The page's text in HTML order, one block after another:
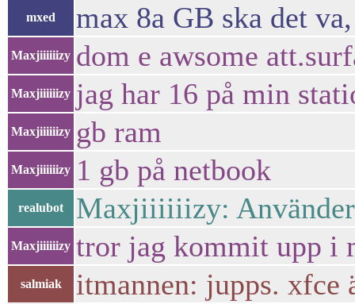
mxed max 8a GB ska det va,
Maxjiiiiiizy dom e awsome
Maxjiiiiiizy jag har 16 på min
Maxjiiiiiizy gb ram
Maxjiiiiiizy 1 gb på netbook
realubot Maxjiiiiiizy:
Maxjiiiiiizy tror jag kommit upp i
salmiak itmannen: jupps. xfce